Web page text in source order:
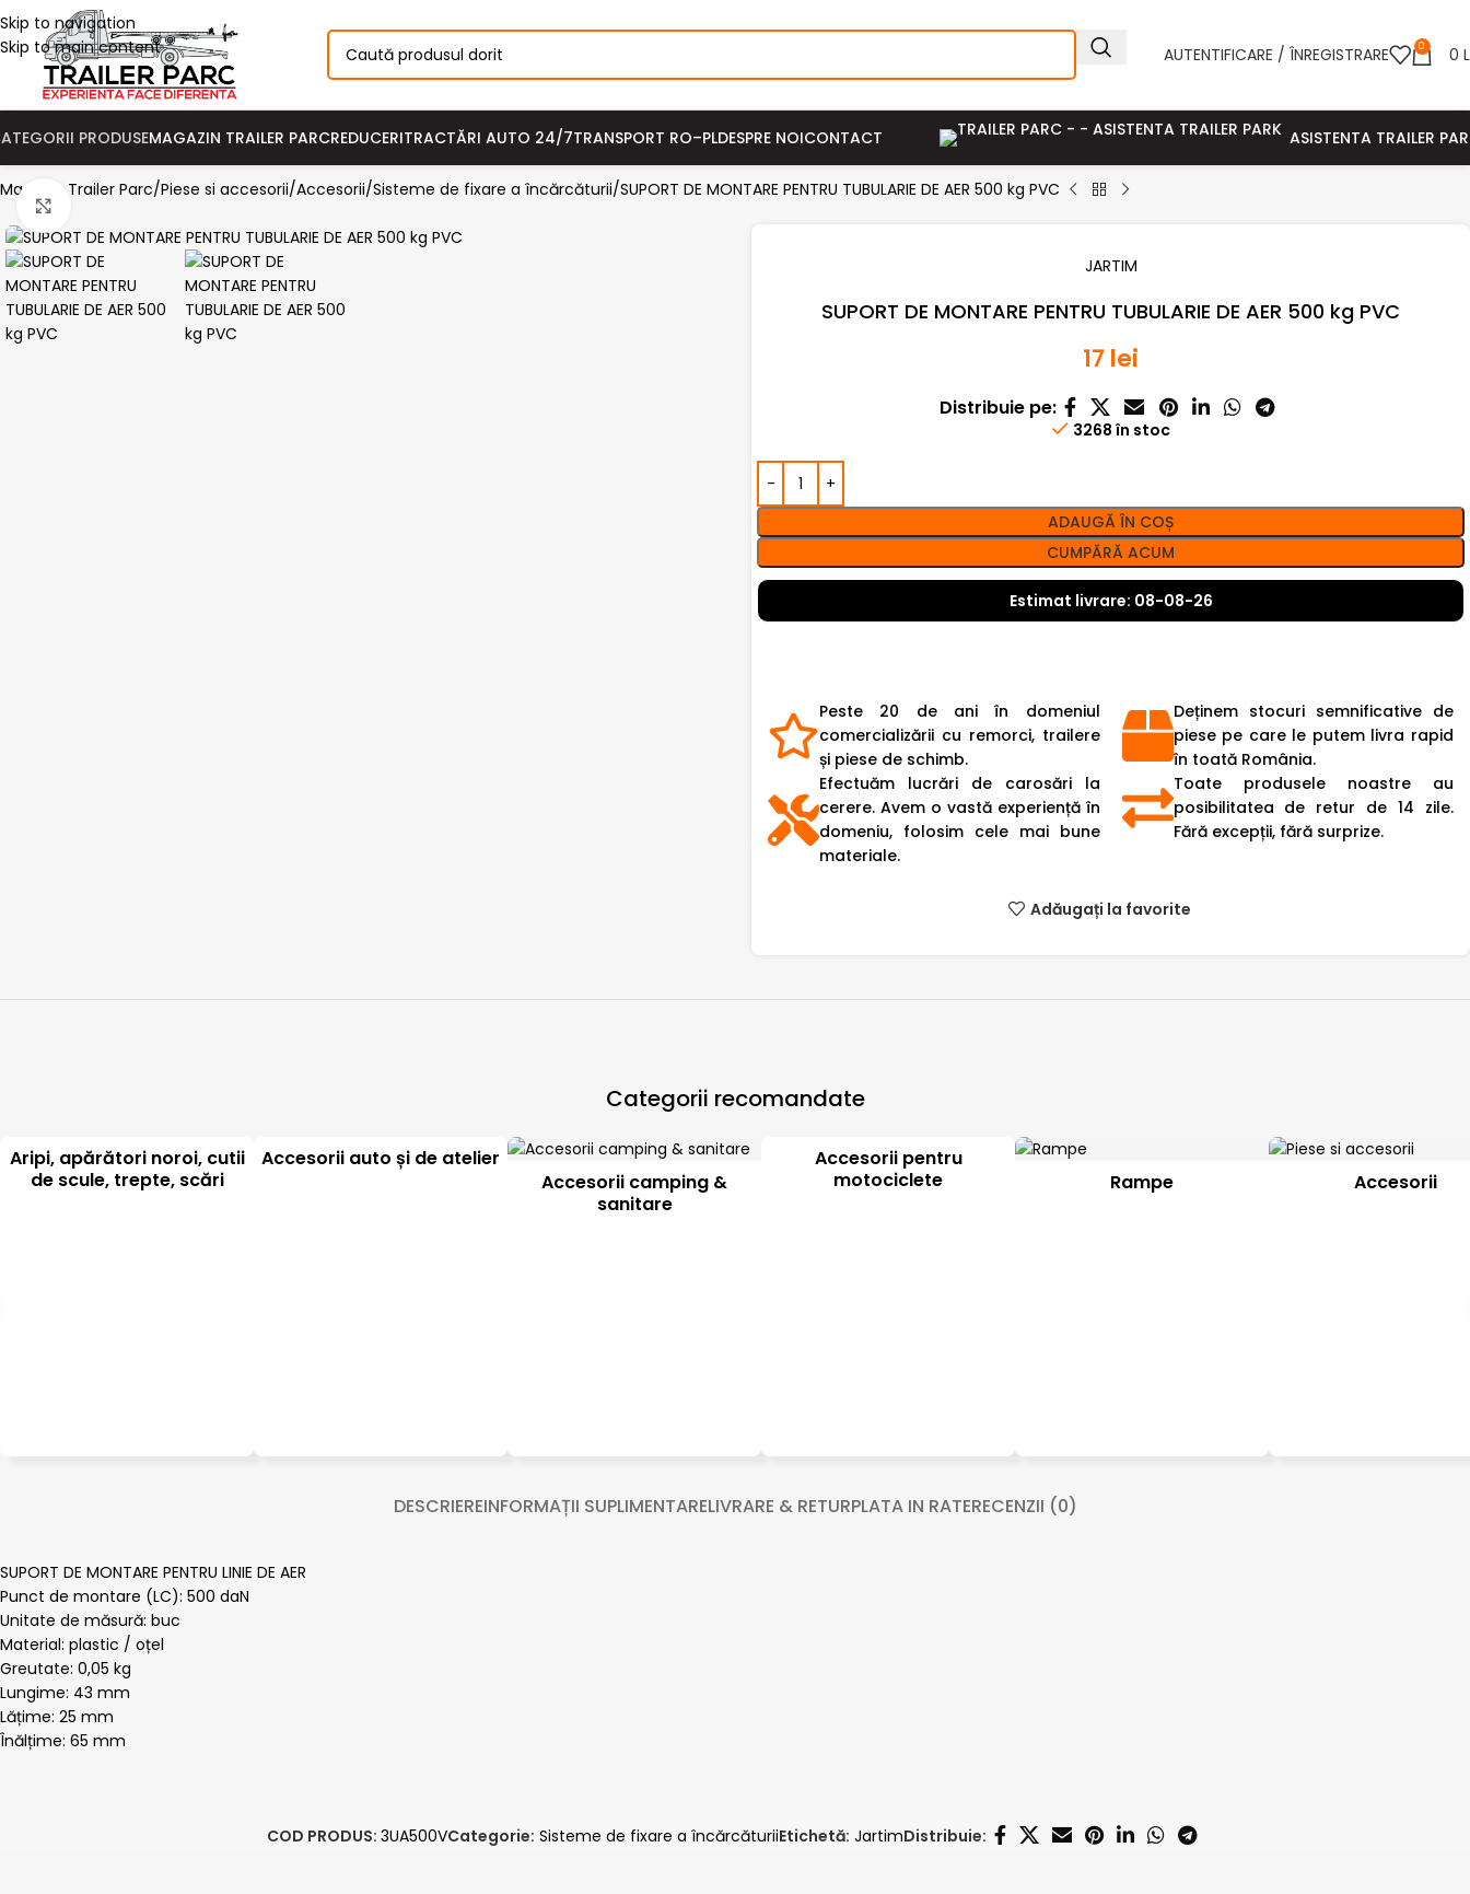
Skip to navigation
Skip to main content
AUTENTIFICARE / ÎNREGISTRARE 0 0
PRODUSEMAGAZIN TRAILER PARCREDUCERITRACTĂRI AUTO 24/7TRANSPORT RO–PLDESPRE NOICONTACT ASISTENTA TRAILER
Magazin Trailer Parc Piese si accesorii Accesorii Sisteme de fixare a încărcăturii SUPORT DE MONTARE PENTRU TUBULARIE DE AER 500 kg PVC
JARTIM
SUPORT DE MONTARE PENTRU TUBULARIE DE AER 500 kg PVC
17 lei
Distribuie pe:
3268 în stoc
ADAUGĂ ÎN COȘ
CUMPĂRĂ ACUM
Estimat livrare: 08-08-26
Peste 20 de ani în domeniul
comercializării cu remorci, trailere
și piese de schimb.
Efectuăm lucrări de carosări la
cerere. Avem o vastă experiență în
domeniu, folosim cele mai bune
materiale.
Deținem stocuri semnificative de
piese pe care le putem livra rapid
în toată România.
Toate produsele noastre au
posibilitatea de retur de 14 zile.
Fără excepții, fără surprize.
Adăugați la favorite
Categorii recomandate
Aripi, apărători noroi, cutii
de scule, trepte, scări
Accesorii auto și de atelier
Accesorii camping &
sanitare
Accesorii pentru
motociclete
Rampe Accesorii
DESCRIEREINFORMAȚII SUPLIMENTARELIVRARE & RETURPLATA IN RATERECENZII (0)
SUPORT DE MONTARE PENTRU LINIE DE AER
Punct de montare (LC): 500 daN
Unitate de măsură: buc
Material: plastic / oțel
Greutate: 0,05 kg
Lungime: 43 mm
Lățime: 25 mm
Înălțime: 65 mm
COD PRODUS: 3UA500VCategorie: Sisteme de fixare a încărcăturiiEtichetă: JartimDistribuie: